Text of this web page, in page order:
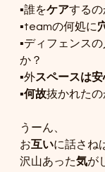
▪️誰をケアするの
▪️teamの何処に
▪️ディフェンスの
か？
▪️外スペースは安
▪️何故抜かれたの
うーん、
お互いに話さね
沢山あった気が